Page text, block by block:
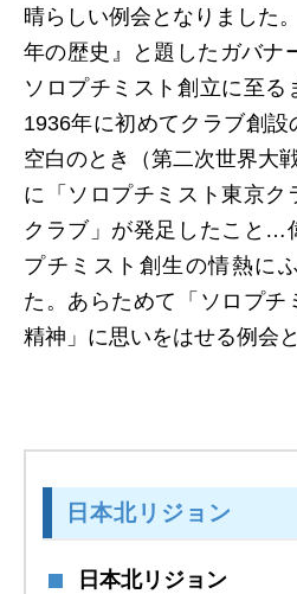
晴らしい例会となりました
年の歴史』と題したガバナ
ソロプチミスト創立に至る
1936年に初めてクラブ創設
空白のとき（第二次世界大
に「ソロプチミスト東京ク
クラブ」が発足したこと…
プチミスト創生の情熱に
た。あらためて「ソロプチ
精神」に思いをはせる例会
日本北リジョン
日本北リジョン